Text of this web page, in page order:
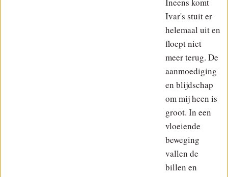
Ivar's stuit er
helemaal uit en
floept niet
meer terug. De
aanmoediging
en blijdschap
om mij heen is
groot. In een
vloeiende
beweging
vallen de
billen en